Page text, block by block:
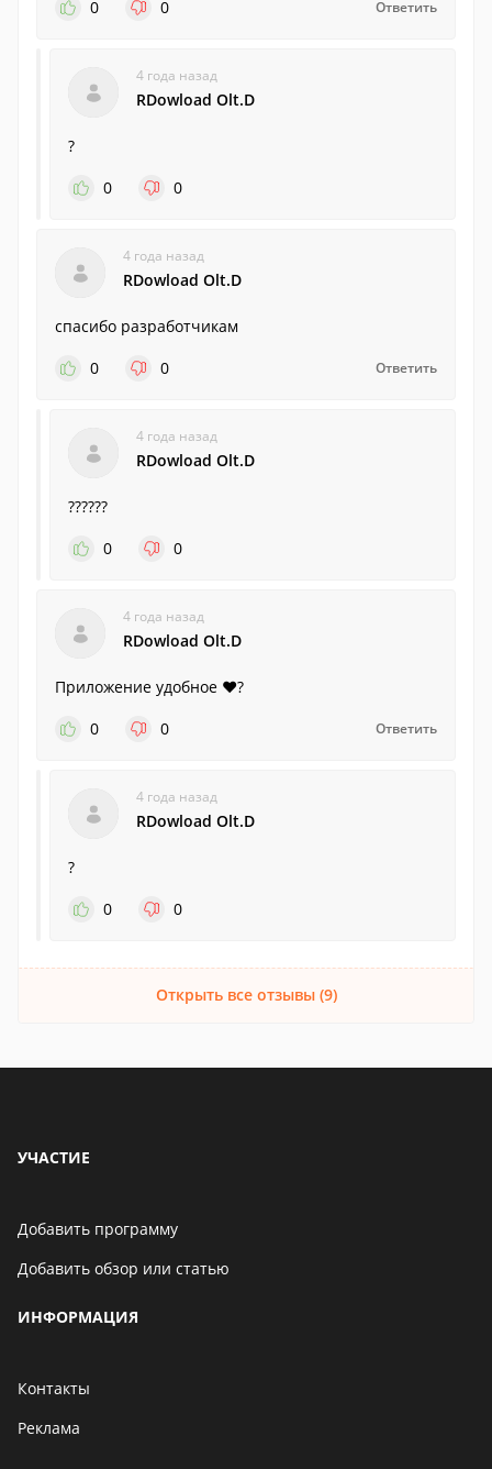
0
0 Ответить
4 года назад
RDowload Olt.D
?
0
0
4 года назад
RDowload Olt.D
спасибо разработчикам
0
0 Ответить
4 года назад
RDowload Olt.D
??????
0
0
4 года назад
RDowload Olt.D
Приложение удобное ❤️?
0
0 Ответить
4 года назад
RDowload Olt.D
?
0
0
Открыть все отзывы (9)
УЧАСТИЕ
Добавить программу
Добавить обзор или статью
ИНФОРМАЦИЯ
Контакты
Реклама